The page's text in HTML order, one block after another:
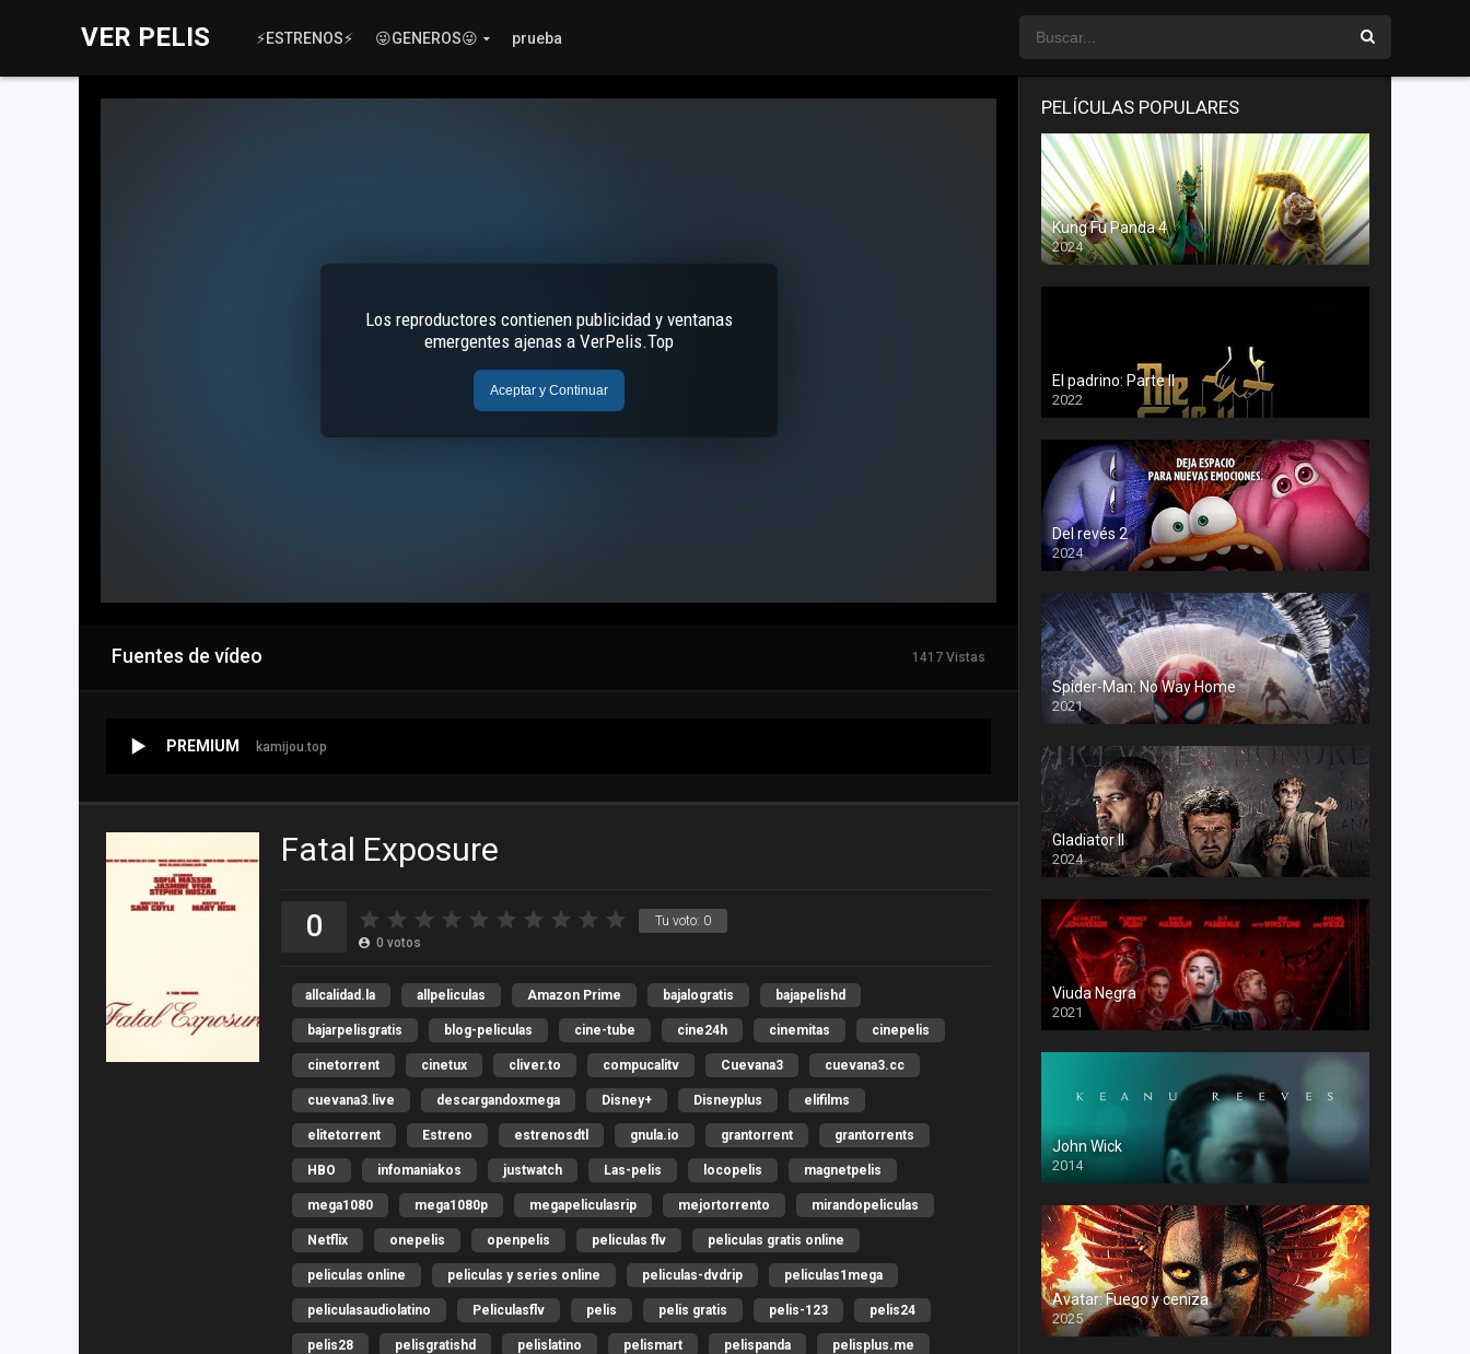
VER PELIS ⚡ESTRENOS⚡ 😜GENEROS😜 prueba
Fuentes de vídeo 1417 Vistas
PREMIUM kamijou.top
Fatal Exposure
Tu voto: 0
0 0 votos
allcalidad.la allpeliculas Amazon Prime bajalogratis bajapelishd
bajarpelisgratis blog-peliculas cine-tube cine24h cinemitas cinepelis
cinetorrent cinetux cliver.to compucalitv Cuevana3 cuevana3.cc
cuevana3.live descargandoxmega Disney+ Disneyplus elifilms
elitetorrent Estreno estrenosdtl gnula.io grantorrent grantorrents
HBO infomaniakos justwatch Las-pelis locopelis magnetpelis
mega1080 mega1080p megapeliculasrip mejortorrento mirandopeliculas
Netflix onepelis openpelis peliculas flv peliculas gratis online
peliculas online peliculas y series online peliculas-dvdrip peliculas1mega
peliculasaudiolatino Peliculasflv pelis pelis gratis pelis-123 pelis24
pelis28 pelisgratishd pelislatino pelismart pelispanda pelisplus.me
PELÍCULAS POPULARES
Kung Fu Panda 4
2024
El padrino: Parte II
2022
Del revés 2
2024
Spider-Man: No Way Home
2021
Gladiator II
2024
Viuda Negra
2021
John Wick
2014
Avatar: Fuego y ceniza
2025